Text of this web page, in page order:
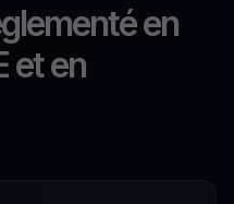
en
et en